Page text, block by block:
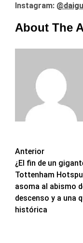
Instagram:
About The
de
entradas
Anterior
¿El fin de un
Tottenham
asoma al abismo
descenso y a una
histórica